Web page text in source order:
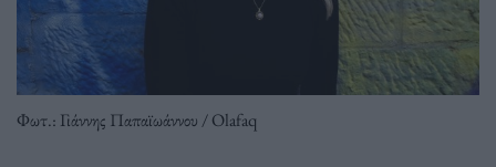
Φωτ.: Γιάννης Παπαϊωάννου / Olafaq